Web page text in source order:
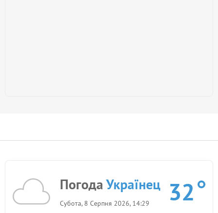
ПогодаУкраїнец
Субота, 8 Серпня 2026, 14:29 32